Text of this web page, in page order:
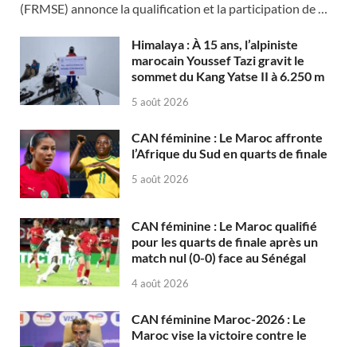
(FRMSE) annonce la qualification et la participation de …
Himalaya : À 15 ans, l’alpiniste
marocain Youssef Tazi gravit le
sommet du Kang Yatse II à 6.250 m
5 août 2026
CAN féminine : Le Maroc affronte
l’Afrique du Sud en quarts de finale
5 août 2026
CAN féminine : Le Maroc qualifié
pour les quarts de finale après un
match nul (0-0) face au Sénégal
4 août 2026
CAN féminine Maroc-2026 : Le
Maroc vise la victoire contre le